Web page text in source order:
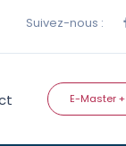
Suivez-nous :
E-Master +